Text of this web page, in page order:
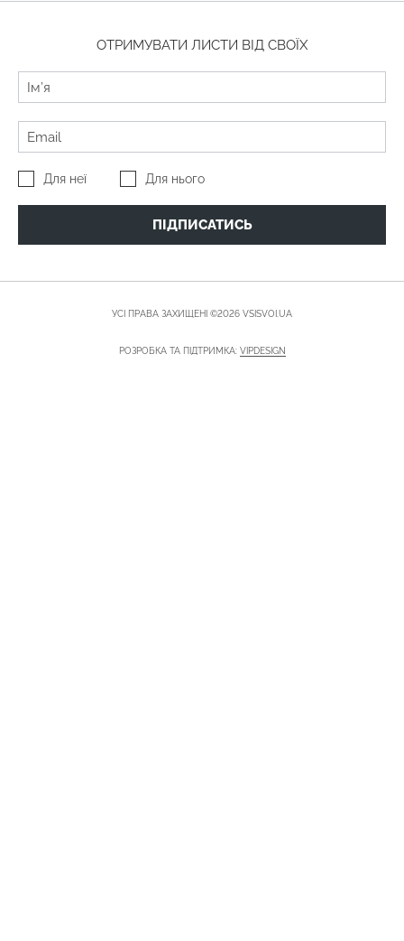
ОТРИМУВАТИ ЛИСТИ ВІД СВОЇХ
Для неї Для нього
ПІДПИСАТИСЬ
УСІ ПРАВА ЗАХИЩЕНІ ©2026 VSISVOI.UA
РОЗРОБКА ТА ПІДТРИМКА: VIPDESIGN